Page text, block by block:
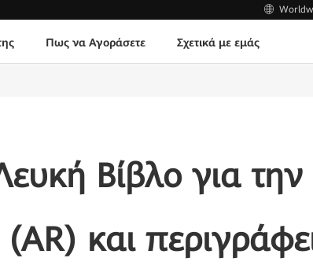
Πως να Αγοράσετε Σχετικά με εμάς
Βίβλο για την
και